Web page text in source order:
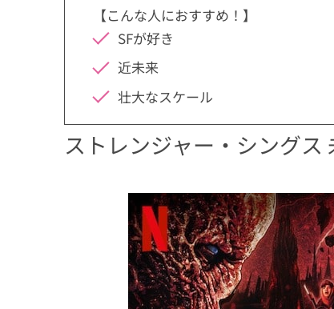
【こんな人におすすめ！】
SFが好き
近未来
壮大なスケール
ストレンジャー・シングス